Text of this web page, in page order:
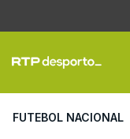
Vicens
FUTEBOL NACIONAL